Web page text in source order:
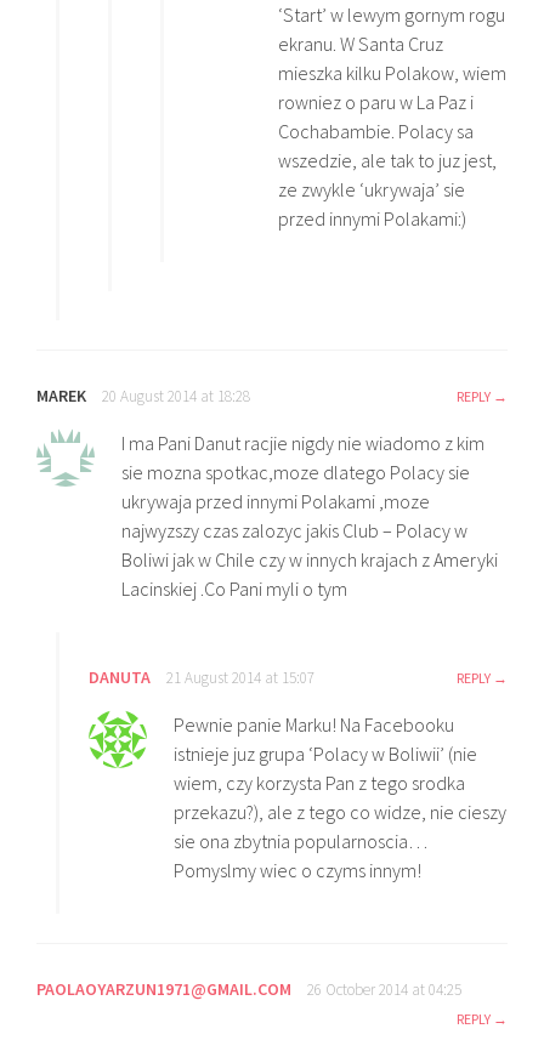
‘Start’ w lewym gornym rogu
ekranu. W Santa Cruz
mieszka kilku Polakow, wiem
rowniez o paru w La Paz i
Cochabambie. Polacy sa
wszedzie, ale tak to juz jest,
ze zwykle ‘ukrywaja’ sie
przed innymi Polakami:)
MAREK 20 August 2014 at 18:28 REPLY
I ma Pani Danut racjie nigdy nie wiadomo z kim
sie mozna spotkac,moze dlatego Polacy sie
ukrywaja przed innymi Polakami ,moze
najwyzszy czas zalozyc jakis Club – Polacy w
Boliwi jak w Chile czy w innych krajach z Ameryki
Lacinskiej .Co Pani myli o tym
DANUTA 21 August 2014 at 15:07 REPLY
Pewnie panie Marku! Na Facebooku
istnieje juz grupa ‘Polacy w Boliwii’ (nie
wiem, czy korzysta Pan z tego srodka
przekazu?), ale z tego co widze, nie cieszy
sie ona zbytnia popularnoscia…
Pomyslmy wiec o czyms innym!
PAOLAOYARZUN1971@GMAIL.COM 26 October 2014 at 04:25
REPLY